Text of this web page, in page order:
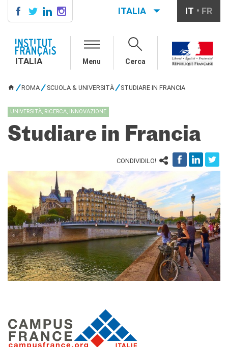
SCUOLA & UNIVERSITÀ
Studiare in Francia
IL PALAZZO FARNESE
Lavora con noi
CERCA
ITALIA IT FR
ITALIA Menu Cerca
ROMA SCUOLA & UNIVERSITÀ STUDIARE IN FRANCIA
UNIVERSITÀ, RICERCA, INNOVAZIONE
Studiare in Francia
CONDIVIDILO!